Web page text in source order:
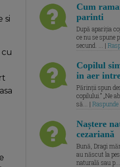
si
cu
Cum
parinti
După apariția
ce nu se spune
secund. ... |
Copilul
in aer
Părinții spun
copilului.” „Ne
să... |
Naștere
cezariană
Bună, Dragi
au născut la
naturală sau